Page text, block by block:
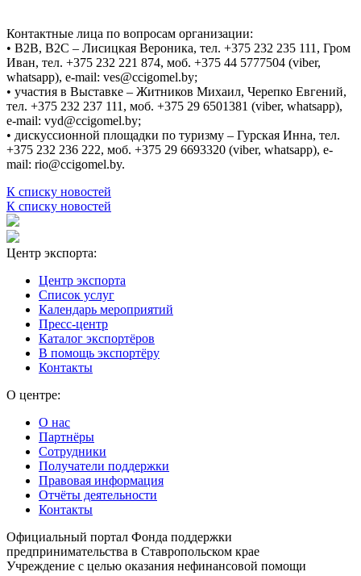
Контактные лица по вопросам организации:
• B2B, B2C – Лисицкая Вероника, тел. +375 232 235 111, Гром
Иван, тел. +375 232 221 874, моб. +375 44 5777504 (viber,
whatsapp), e-mail: ves@ccigomel.by;
• участия в Выставке – Житников Михаил, Черепко Евгений,
тел. +375 232 237 111, моб. +375 29 6501381 (viber, whatsapp),
e-mail: vyd@ccigomel.by;
• дискуссионной площадки по туризму – Гурская Инна, тел.
+375 232 236 222, моб. +375 29 6693320 (viber, whatsapp), e-
mail: rio@ccigomel.by.
К списку новостей
К списку новостей
Центр экспорта:
Центр экспорта
Список услуг
Календарь мероприятий
Пресс-центр
Каталог экспортёров
В помощь экспортёру
Контакты
О центре:
О нас
Партнёры
Сотрудники
Получатели поддержки
Правовая информация
Отчёты деятельности
Контакты
Официальный портал Фонда поддержки
предпринимательства в Ставропольском крае
Учреждение с целью оказания нефинансовой помощи